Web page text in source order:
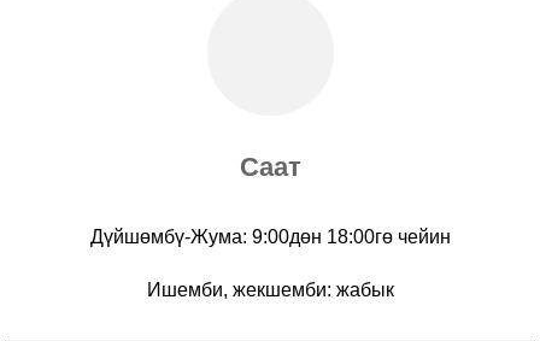
Саат
Дүйшөмбү-Жума: 9:00дөн 18:00гө чейин
Ишемби, жекшемби: жабык